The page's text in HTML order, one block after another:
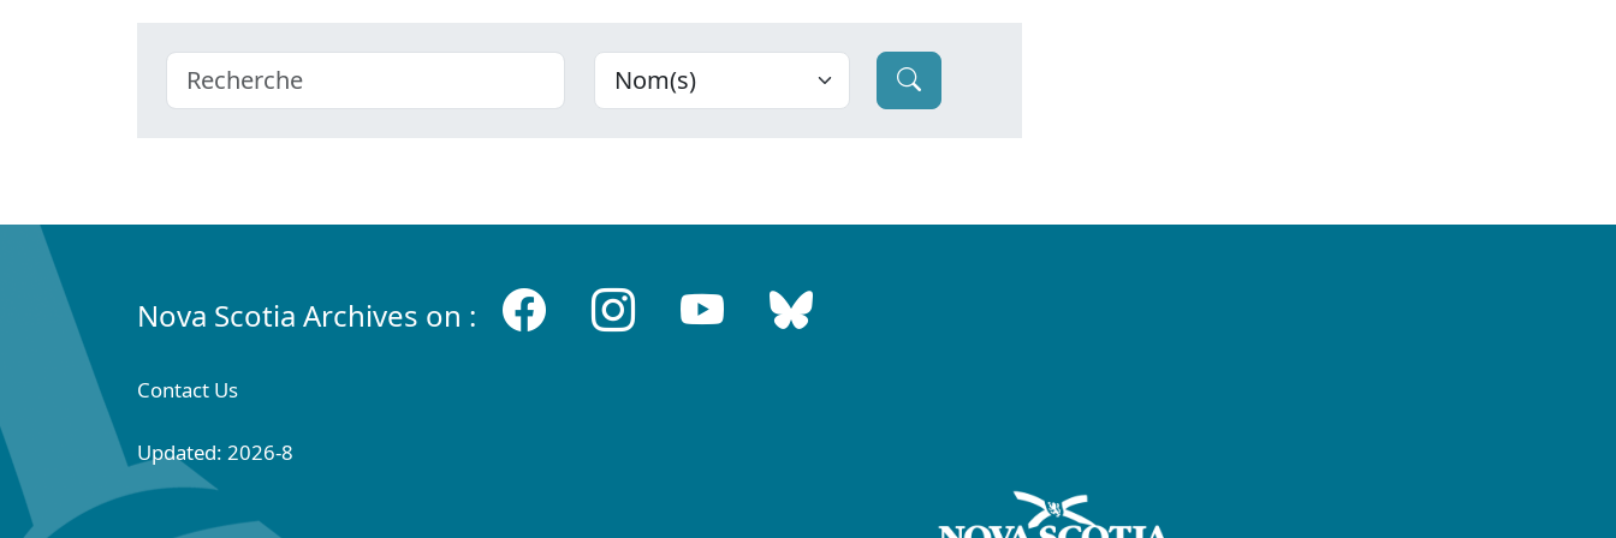
Nova Scotia Archives on :
Contact Us
Updated: 2026-8